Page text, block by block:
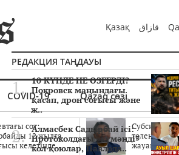
Қазақ قازاق
COVID-19 Qazaq сөзі
сот:
12 жылға
келетінде..
төленген
жауаптар
РЕДАКЦИЯ ТАҢДАУЫ
10 КҮНДЕ НЕ ӨЗГЕРДІ?
Покровск маңындағы
қасап, дрон соғысы және
ж..
Алмасбек Садырбай ісі:
Протоколдағы «күмәнді»
кол қоюлар, Павлода..